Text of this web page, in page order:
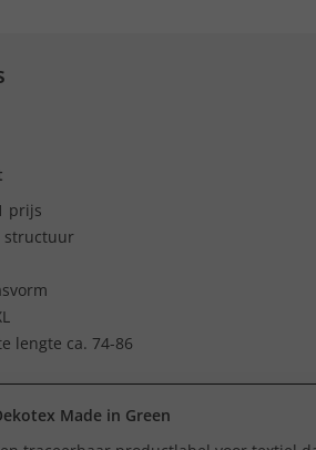
prijs
structuur
lengte ca. 74-86
Made in Green